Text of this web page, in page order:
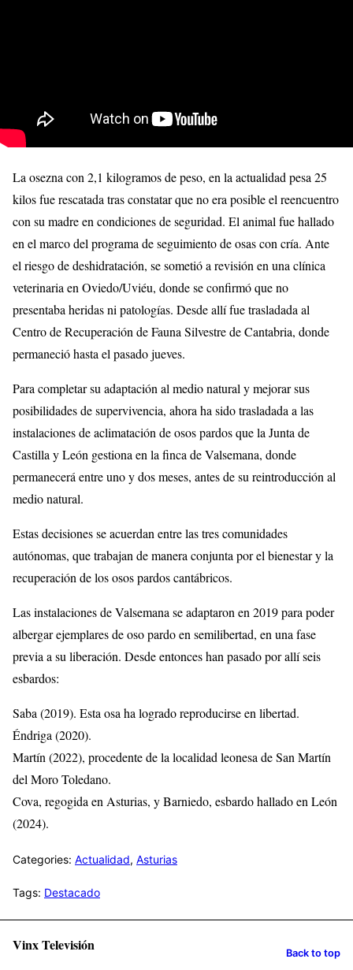
La osezna con 2,1 kilogramos de peso, en la actualidad pesa 25
kilos fue rescatada tras constatar que no era posible el reencuentro
con su madre en condiciones de seguridad. El animal fue hallado
en el marco del programa de seguimiento de osas con cría. Ante
el riesgo de deshidratación, se sometió a revisión en una clínica
veterinaria en Oviedo/Uviéu, donde se confirmó que no
presentaba heridas ni patologías. Desde allí fue trasladada al
Centro de Recuperación de Fauna Silvestre de Cantabria, donde
permaneció hasta el pasado jueves.
Para completar su adaptación al medio natural y mejorar sus
posibilidades de supervivencia, ahora ha sido trasladada a las
instalaciones de aclimatación de osos pardos que la Junta de
Castilla y León gestiona en la finca de Valsemana, donde
permanecerá entre uno y dos meses, antes de su reintroducción al
medio natural.
Estas decisiones se acuerdan entre las tres comunidades
autónomas, que trabajan de manera conjunta por el bienestar y la
recuperación de los osos pardos cantábricos.
Las instalaciones de Valsemana se adaptaron en 2019 para poder
albergar ejemplares de oso pardo en semilibertad, en una fase
previa a su liberación. Desde entonces han pasado por allí seis
esbardos:
Saba (2019). Esta osa ha logrado reproducirse en libertad.
Éndriga (2020).
Martín (2022), procedente de la localidad leonesa de San Martín
del Moro Toledano.
Cova, regogida en Asturias, y Barniedo, esbardo hallado en León
(2024).
Categories: Actualidad, Asturias
Tags: Destacado
Vinx Televisión Back to top